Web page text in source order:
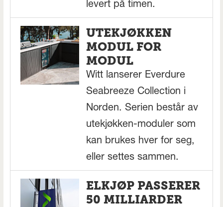
levert på timen.
UTEKJØKKEN
MODUL FOR
MODUL
Witt lanserer Everdure
Seabreeze Collection i
Norden. Serien består av
utekjøkken-moduler som
kan brukes hver for seg,
eller settes sammen.
ELKJØP PASSERER
50 MILLIARDER